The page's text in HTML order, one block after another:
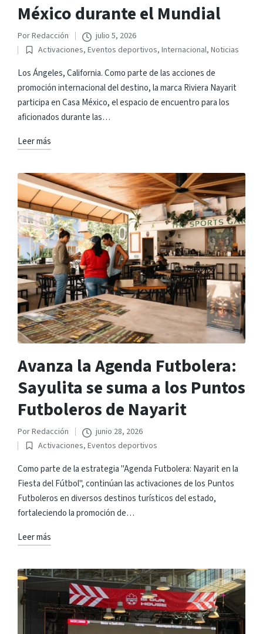
México durante el Mundial
Publicado
por
PorRedacción
julio 5, 2026
Publicado
en
Activaciones, Eventos deportivos, Internacional, Noticias
Los Ángeles, California. Como parte de las acciones de
promoción internacional del destino, la marca Riviera Nayarit
participa en Casa México, el espacio de encuentro para los
aficionados durante las…
Leer más
Avanza la Agenda Futbolera:
Sayulita se suma a los Puntos
Futboleros de Nayarit
Publicado
por
PorRedacción
junio 28, 2026
Publicado
en
Activaciones, Eventos deportivos
Como parte de la estrategia "Agenda Futbolera: Nayarit en la
Fiesta del Fútbol", continúan las activaciones de los Puntos
Futboleros en diversos destinos turísticos del estado,
fortaleciendo la promoción de…
Leer más